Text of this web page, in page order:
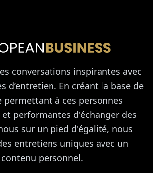
conversations inspirantes avec
d’entretien. En créant la base de
permettant à ces personnes
performantes d'échanger des
sur un pied d'égalité, nous
entretiens uniques avec un
contenu personnel.